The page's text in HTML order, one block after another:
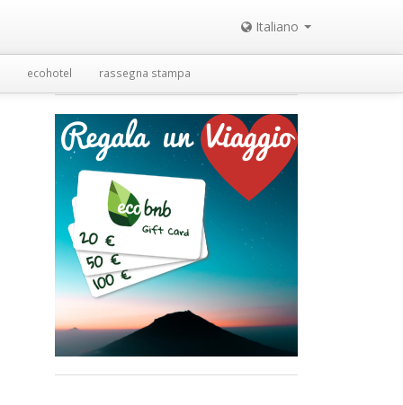
Italiano
ecohotel rassegna stampa